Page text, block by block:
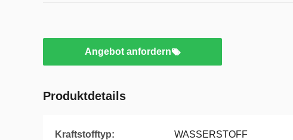
Angebot anfordern
Produktdetails
Kraftstofftyp: WASSERSTOFF